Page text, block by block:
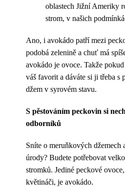
oblastech Jižní Ameriky
strom, v našich
Ano, i avokádo patří mezi
podobá zelenině a chuť má
avokádo je ovoce. Takže
váš favorit a dáváte si ji třeba s
džem v syrovém stavu.
S pěstováním peckovin si
odborníků
Sníte o meruňkových džemech
úrody? Budete potřebovat
stromků. Jediné peckové
květináči, je avokádo.